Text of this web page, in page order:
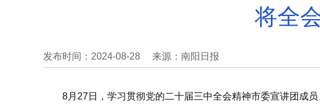
将全
发布时间：2024-08-28 来源：南阳日报
8月27日，学习贯彻党的二十届三中全会精神市委宣讲团成